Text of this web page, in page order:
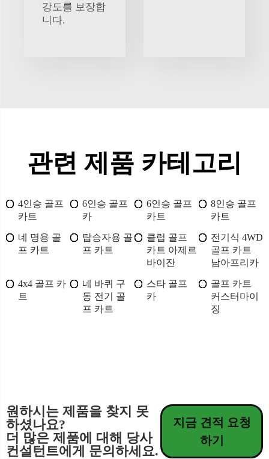
강도를 보장합
니다.
관련 제품 카테고리
4인승 골프
카트
6인승 골프
카
6인승 골프
카트
8인승 골프
카트
네 명용 골
프 카트
탑승자용 골
프 카트
클럽 골프
카트 아제르
바이잔
전기식 4WD
골프 카트
남아프리카
4x4 골프 카
트
네 바퀴 구
동 전기 골
프 카트
스타 골프
카
골프 카트
커스터마이
징
원하시는 제품을 찾지 못
하셨나요?
더 많은 제품에 대해 당사
컨설턴트에게 문의하세요.
지금 견적 요청
하기